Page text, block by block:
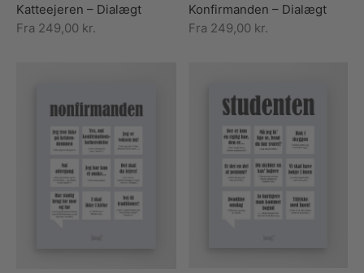
Katteejeren – Dialægt
Fra 249,00 kr.
Konfirmanden – Dialægt
Fra 249,00 kr.